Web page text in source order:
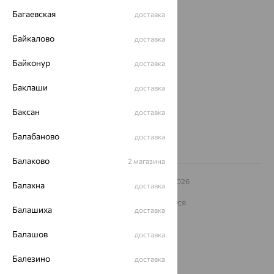
О нас
Магазины и доставка г. Липецк
еще 3
Другие города
Заказать звонок
© ООО «Ювелирный дом «Кристалл»,
– 2026
Архив акций
Карта сайта
На информационном ресурсе применяются
рекомендательные технологии
ОГРН 1044800168379
Политика конфеденциальности
Разработка сайта —
Багаевская доставка
Байкалово доставка
Байконур доставка
Баклаши доставка
Баксан доставка
Балабаново доставка
Балаково 2 магазина
Балахна доставка
Балашиха доставка
Балашов доставка
Балезино доставка